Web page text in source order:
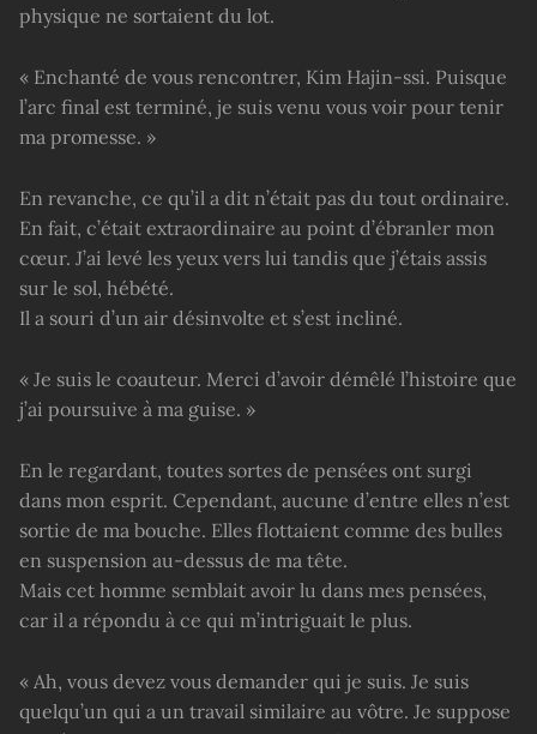
physique ne sortaient du lot.
« Enchanté de vous rencontrer, Kim Hajin-ssi. Puisque
l’arc final est terminé, je suis venu vous voir pour tenir
ma promesse. »
En revanche, ce qu’il a dit n’était pas du tout ordinaire.
En fait, c’était extraordinaire au point d’ébranler mon
cœur. J’ai levé les yeux vers lui tandis que j’étais assis
sur le sol, hébété.
Il a souri d’un air désinvolte et s’est incliné.
« Je suis le coauteur. Merci d’avoir démêlé l’histoire que
j’ai poursuive à ma guise. »
En le regardant, toutes sortes de pensées ont surgi
dans mon esprit. Cependant, aucune d’entre elles n’est
sortie de ma bouche. Elles flottaient comme des bulles
en suspension au-dessus de ma tête.
Mais cet homme semblait avoir lu dans mes pensées,
car il a répondu à ce qui m’intriguait le plus.
« Ah, vous devez vous demander qui je suis. Je suis
quelqu’un qui a un travail similaire au vôtre. Je suppose